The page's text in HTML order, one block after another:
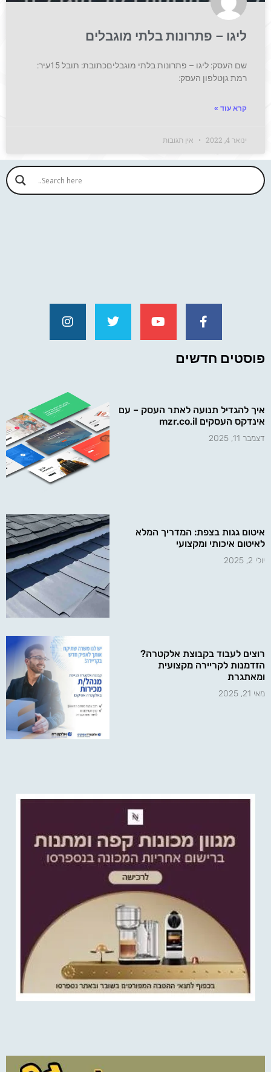
ליגו – פתרונות בלתי מוגבלים
שם העסק: ליגו – פתרונות בלתי מוגבליםכתובת: תובל 15עיר:
רמת גןטלפון העסק:
קרא עוד »
ינואר 4, 2022 אין תגובות
פוסטים חדשים
איך להגדיל תנועה לאתר העסק – עם
אינדקס העסקים mzr.co.il
דצמבר 11, 2025
איטום גגות בצפת: המדריך המלא
לאיטום איכותי ומקצועי
יולי 2, 2025
רוצים לעבוד בקבוצת אלקטרה?
הזדמנות לקריירה מקצועית
ומאתגרת
מאי 21, 2025